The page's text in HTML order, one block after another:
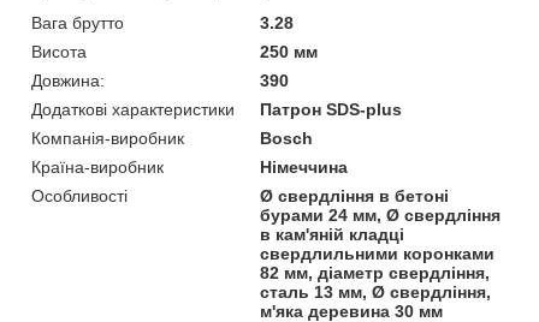
Вага брутто
3.28
Висота
250 мм
Довжина:
390
Додаткові характеристики
Патрон SDS-plus
Компанія-виробник
Bosch
Країна-виробник
Німеччина
Особливості
Ø свердління в бетоні
бурами 24 мм, Ø свердління
в кам'яній кладці
свердлильними коронками
82 мм, діаметр свердління,
сталь 13 мм, Ø свердління,
м'яка деревина 30 мм